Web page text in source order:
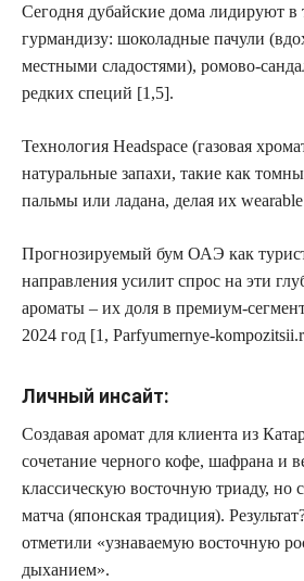
Сегодня дубайские дома лидируют в
гурмандизу: шоколадные пачули
местными сладостями), ромово-
редких специй [1,5].
Технология Headspace (газовая
натуральные запахи, такие как
пальмы или ладана, делая их
Прогнозируемый бум ОАЭ как
направления усилит спрос на эти
ароматы – их доля в премиум-
2024 год [1, Parfyumernye-
Личный инсайт:
Создавая аромат для клиента из
сочетание черного кофе, шафрана и
классическую восточную триаду, но
матча (японская традиция).
отметили «узнаваемую восточную
дыханием».